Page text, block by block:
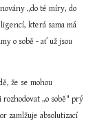
„do té míry, do
která sama má
o sobě - ať už jsou
že se mohou
„o sobě" prý
zamlžuje absolutizací